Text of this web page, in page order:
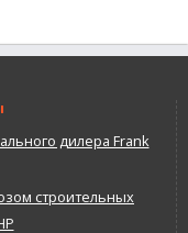
дилера Frank
строительных